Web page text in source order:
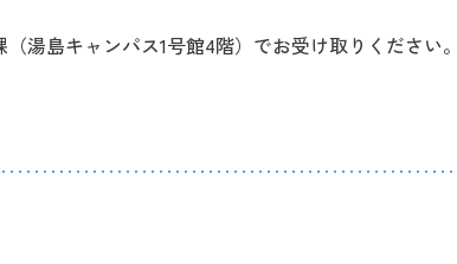
湯島キャンパス1号館4階）でお受け取りください。